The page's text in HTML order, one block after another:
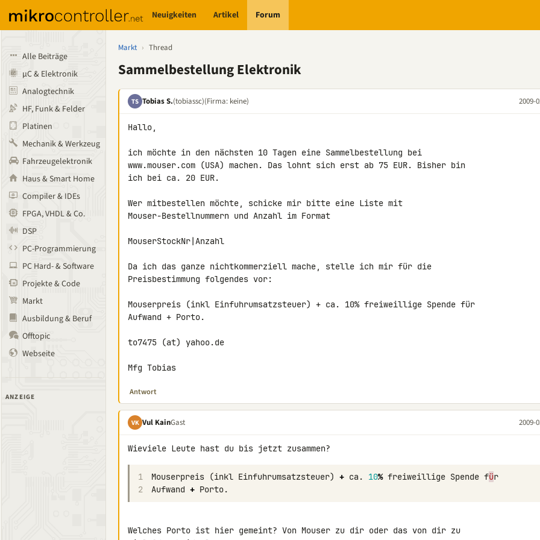
Neuigkeiten Artikel Forum
Alle Beiträge
µC & Elektronik
Analogtechnik
HF, Funk & Felder
Platinen
Mechanik & Werkzeug
Fahrzeugelektronik
Haus & Smart Home
Compiler & IDEs
FPGA, VHDL & Co.
DSP
PC-Programmierung
PC Hard- & Software
Projekte & Code
Markt
Ausbildung & Beruf
Offtopic
Webseite
ANZEIGE
Markt › Thread
Sammelbestellung Elektronik
TS Tobias S.(tobiassc)(Firma: keine) 2009-
Hallo,
ich möchte in den nächsten 10 Tagen eine Sammelbestellung bei
www.mouser.com (USA) machen. Das lohnt sich erst ab 75 EUR. Bisher bin
ich bei ca. 20 EUR.
Wer mitbestellen möchte, schicke mir bitte eine Liste mit
Mouser-Bestellnummern und Anzahl im Format
MouserStockNr|Anzahl
Da ich das ganze nichtkommerziell mache, stelle ich mir für die
Preisbestimmung folgendes vor:
Mouserpreis (inkl Einfuhrumsatzsteuer) + ca. 10% freiweillige Spende für
Aufwand + Porto.
to7475 (at) yahoo.de
Mfg Tobias
Antwort
VK Vul KainGast 2009-
1 Mouserpreis (inkl Einfuhrumsatzsteuer) + ca. 10% freiweillige Spende für
2
Aufwand + Porto.
Welches Porto ist hier gemeint? Von Mouser zu dir oder das von dir zu